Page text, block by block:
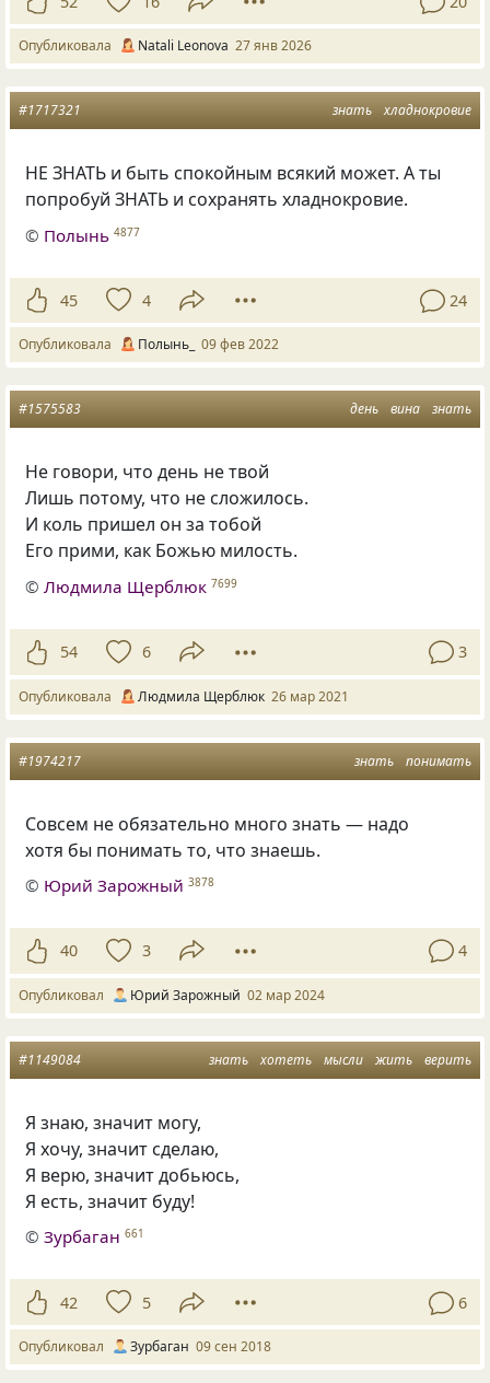
Опубликовала Natali Leonova 27 янв 2026
знать хладнокровие
#1717321
НЕ ЗНАТЬ и быть спокойным всякий может. А ты
попробуй ЗНАТЬ и сохранять хладнокровие.
© Полынь 4877
45 4 24
Опубликовала Полынь_ 09 фев 2022
день вина знать
#1575583
Не говори, что день не твой
Лишь потому, что не сложилось.
И коль пришел он за тобой
Его прими, как Божью милость.
©Людмила Щерблюк 7699
54 6 3
Опубликовала Людмила Щерблюк 26 мар 2021
знать понимать
#1974217
Совсем не обязательно много знать — надо
хотя бы понимать то, что знаешь.
© Юрий Зарожный 3878
40 3 4
Опубликовал Юрий Зарожный 02 мар 2024
знать хотеть мысли жить верить
#1149084
Я знаю, значит могу,
Я хочу, значит сделаю,
Я верю, значит добьюсь,
Я есть, значит буду!
©Зурбаган 661
42 5 6
Опубликовал Зурбаган 09 сен 2018